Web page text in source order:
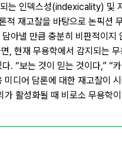
는 인덱스성(indexicality) 및
적 재고찰을 바탕으로 논픽션
아낼 만큼 충분히 비판적이
, 현재 무용학에서 감지되는
. “보는 것이 믿는 것이다,” “
디어 담론에 대한 재고찰이
활성화될 때 비로소 무용학